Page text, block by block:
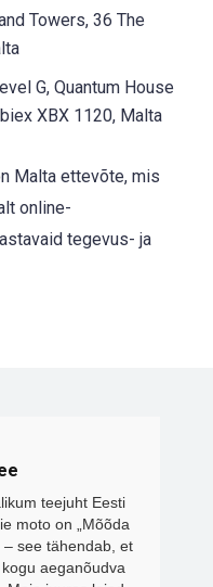
Towers, 36 The
G, Quantum House
XBX 1120, Malta
Malta ettevõte, mis
online-
tegevus- ja
teejuht Eesti
moto on „Mõõda
– see tähendab, et
aeganõudva